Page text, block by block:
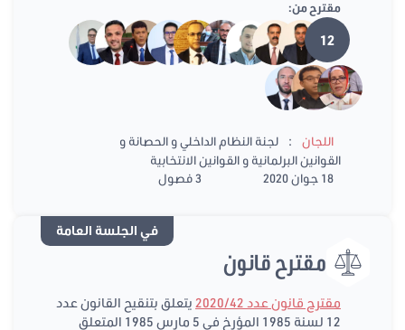
مقترح من:
12
اللجان :
لجنة النظام الداخلي و الحصانة و
القوانين البرلمانية و القوانين الانتخابية
18 جوان 2020
3 فصول
في الجلسة العامة
مقترح قانون
مقترح قانون عدد 2020/42
يتعلق بتنقيح القانون عدد
12 لسنة 1985 المؤرخ في 5 مارس 1985 المتعلق